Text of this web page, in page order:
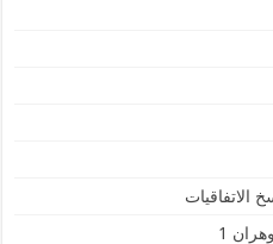
الاتفاقيات
1